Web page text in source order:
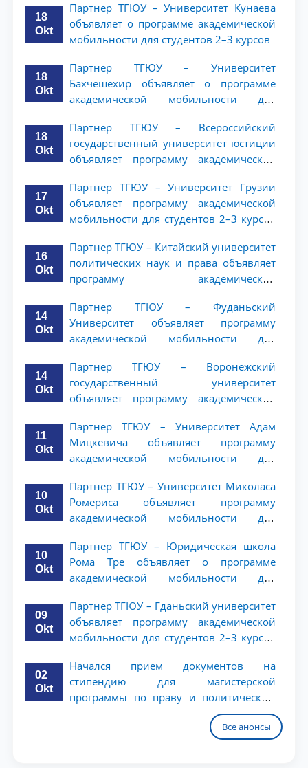
ТГЮУ
18
Okt
Партнер ТГЮУ – Университет Кунаева
объявляет о программе академической
мобильности для студентов 2–3 курсов
18
Okt
Партнер ТГЮУ – Университет
Бахчешехир объявляет о программе
академической мобильности для
18
Okt
Партнер ТГЮУ – Всероссийский
государственный университет юстиции
объявляет программу академической
ТГЮУ
17
Okt
Партнер ТГЮУ – Университет Грузии
объявляет программу академической
мобильности для студентов 2–3 курсов
16
Okt
Партнер ТГЮУ – Китайский университет
политических наук и права объявляет
программу академической
ТГЮУ
14
Okt
Партнер ТГЮУ – Фуданьский
Университет объявляет программу
академической мобильности для
14
Okt
Партнер ТГЮУ – Воронежский
государственный университет
объявляет программу академической
ТГЮУ
11
Okt
Партнер ТГЮУ – Университет Адам
Мицкевича объявляет программу
академической мобильности для
10
Okt
Партнер ТГЮУ – Университет Миколаса
Ромериса объявляет программу
академической мобильности для
10
Okt
Партнер ТГЮУ – Юридическая школа
Рома Тре объявляет о программе
академической мобильности для
09
Okt
Партнер ТГЮУ – Гданьский университет
объявляет программу академической
мобильности для студентов 2–3 курсов
02
Okt
Начался прием документов на
стипендию для магистерской
программы по праву и политическим
наукам в Университете Нагоя
Все анонсы